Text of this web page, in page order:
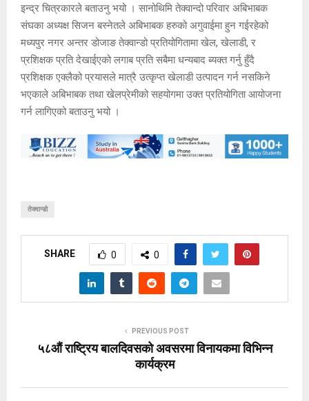
इन्द्र चित्रकारले बताउनु भयो । सानोथिमि तेक्वान्दो परिवार अबिभाबक
संघका अध्यक्ष सिजन बस्नेतले अबिभाबक हरुको अगुवाईमा हुन गईरहेको
मध्यपुर नगर अन्तर डोजाङ तेक्वान्डो प्रतियोगितामा खेल, खेलाडी, र
प्रशिक्षक प्रति देखाईएको लगाब प्रति सबैमा धन्यबाद ब्यक्त गर्नु हुँदै
प्रशिक्षक एक्लैको प्रयासले मात्रै उत्कृप्त खेलाडी उत्पादन गर्न नसकिने
भएकाले अबिभाबक तथा खेलप्रेमीको सहयोगमा उक्त प्रतियोगिता आयोजना
गर्न लागिएको बताउनु भयो ।
तेक्वान्डो
SHARE 0 0
PREVIOUS POST
५८औं राष्ट्रिय बालदिवसको अवसरमा विनायकमा विभिन्न
कार्यक्रम